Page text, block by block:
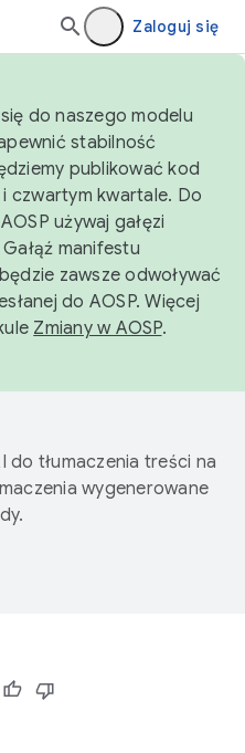
Zaloguj się
do naszego modelu
stabilność
publikować kod
czwartym kwartale. Do
używaj gałęzi
Gałąź manifestu
będzie zawsze odwoływać
do AOSP. Więcej
Zmiany w AOSP.
tłumaczenia treści na
wygenerowane